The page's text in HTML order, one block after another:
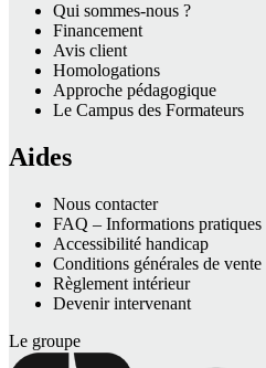
Qui sommes-nous ?
Financement
Avis client
Homologations
Approche pédagogique
Le Campus des Formateurs
Aides
Nous contacter
FAQ – Informations pratiques
Accessibilité handicap
Conditions générales de vente
Règlement intérieur
Devenir intervenant
Le groupe